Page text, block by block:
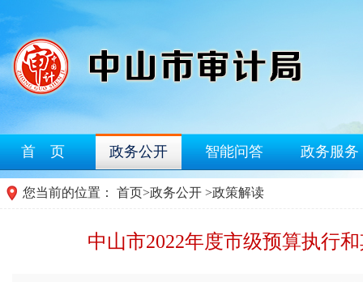
首 页 政务公开 智能问答 政务服务
您当前的位置： 首页>政务公开 >政策解读
中山市2022年度市级预算执行